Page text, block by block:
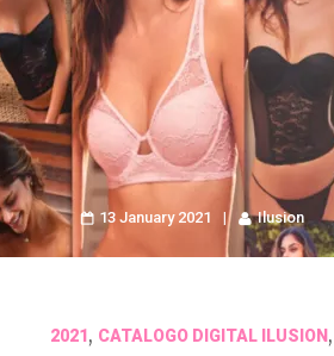
13 January 2021 Ilusion
2021, CATALOGO DIGITAL ILUSION ,